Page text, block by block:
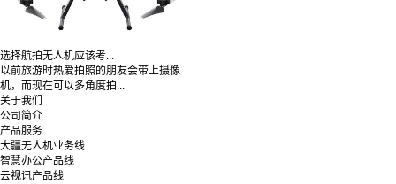
选择航拍无人机应该考...
以前旅游时热爱拍照的朋友会带上摄像
机，而现在可以多角度拍...
关于我们
公司简介
产品服务
大疆无人机业务线
智慧办公产品线
云视讯产品线